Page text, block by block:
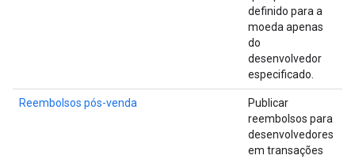
definido para a
moeda apenas
do
desenvolvedor
especificado.
Reembolsos pós-venda
Publicar
reembolsos para
desenvolvedores
em transações